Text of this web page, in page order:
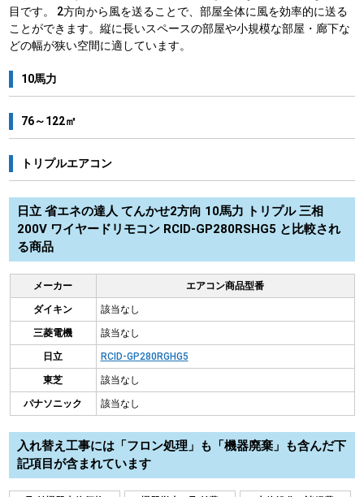
目です。 2方向から風を送ることで、部屋全体に風を効率的に送る
ことができます。縦に長いスペースの部屋や小規模な部屋・廊下な
どの幅が狭い空間に適しています。
10馬力
76～122㎡
トリプルエアコン
日立 省エネの達人 てんかせ2方向 10馬力 トリプル 三相
200V ワイヤードリモコン RCID-GP280RSHG5 と比較され
る商品
メーカー エアコン商品型番
ダイキン 該当なし
三菱電機 該当なし
日立 RCID-GP280RGHG5
東芝 該当なし
パナソニック 該当なし
入れ替え工事には「フロン処理」も「機器廃棄」も含んだ下
記項目が含まれています